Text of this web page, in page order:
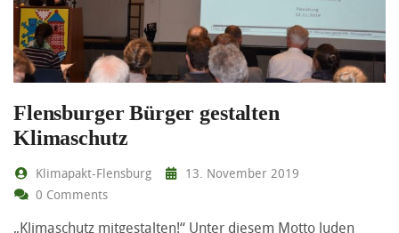
Flensburger Bürger gestalten
Klimaschutz
Klimapakt-Flensburg
13. November 2019
0 Comments
„Klimaschutz mitgestalten!“ Unter diesem Motto luden